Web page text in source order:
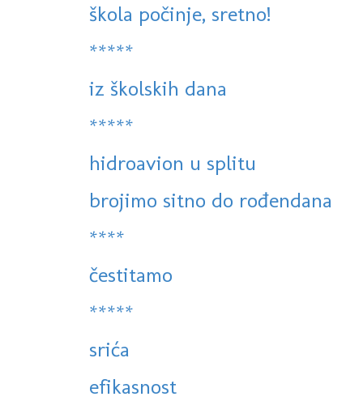
škola počinje, sretno!
*****
iz školskih dana
*****
hidroavion u splitu
brojimo sitno do rođendana
****
čestitamo
*****
srića
efikasnost